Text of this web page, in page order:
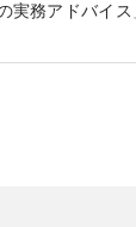
務アドバイ